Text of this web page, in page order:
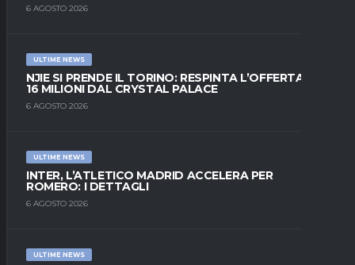
6 AGOSTO 2026
ULTIME NEWS
NJIE SI PRENDE IL TORINO: RESPINTA L’OFFERTA DI
16 MILIONI DAL CRYSTAL PALACE
6 AGOSTO 2026
ULTIME NEWS
INTER, L’ATLETICO MADRID ACCELERA PER
ROMERO: I DETTAGLI
6 AGOSTO 2026
ULTIME NEWS